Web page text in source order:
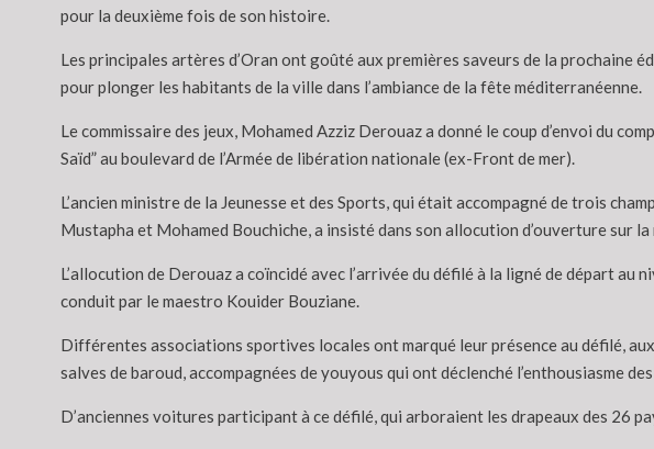
pour la deuxième fois de son histoire.
Les principales artères d’Oran ont goûté aux premières saveurs de la
pour plonger les habitants de la ville dans l’ambiance de la fête méditerranéenne.
Le commissaire des jeux, Mohamed Azziz Derouaz a donné le coup d’envoi du
Saïd” au boulevard de l’Armée de libération nationale (ex-Front de mer).
L’ancien ministre de la Jeunesse et des Sports, qui était accompagné de trois
Mustapha et Mohamed Bouchiche, a insisté dans son allocution d’ouverture sur
L’allocution de Derouaz a coïncidé avec l’arrivée du défilé à la ligné de départ au
conduit par le maestro Kouider Bouziane.
Différentes associations sportives locales ont marqué leur présence au défilé,
salves de baroud, accompagnées de youyous qui ont déclenché l’enthousiasme
D’anciennes voitures participant à ce défilé, qui arboraient les drapeaux des 26